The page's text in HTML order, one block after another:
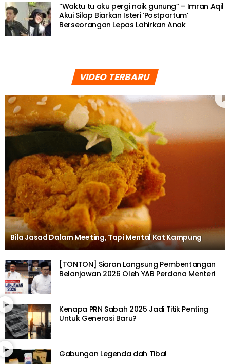
“Waktu tu aku pergi naik gunung” – Imran Aqil
Akui Silap Biarkan Isteri ‘Postpartum’
Berseorangan Lepas Lahirkan Anak
VIDEO TERBARU
Bila Jasad Dalam Meeting, Tapi Mental Kat Kampung
[TONTON] Siaran Langsung Pembentangan
Belanjawan 2026 Oleh YAB Perdana Menteri
Kenapa PRN Sabah 2025 Jadi Titik Penting
Untuk Generasi Baru?
Gabungan Legenda dah Tiba!